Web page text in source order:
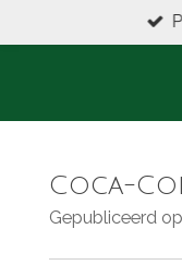
direct
hoofdinhoud
Coca-
Gepubliceerd